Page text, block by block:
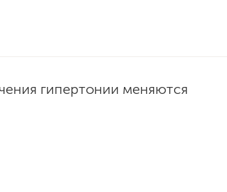
гипертонии меняются